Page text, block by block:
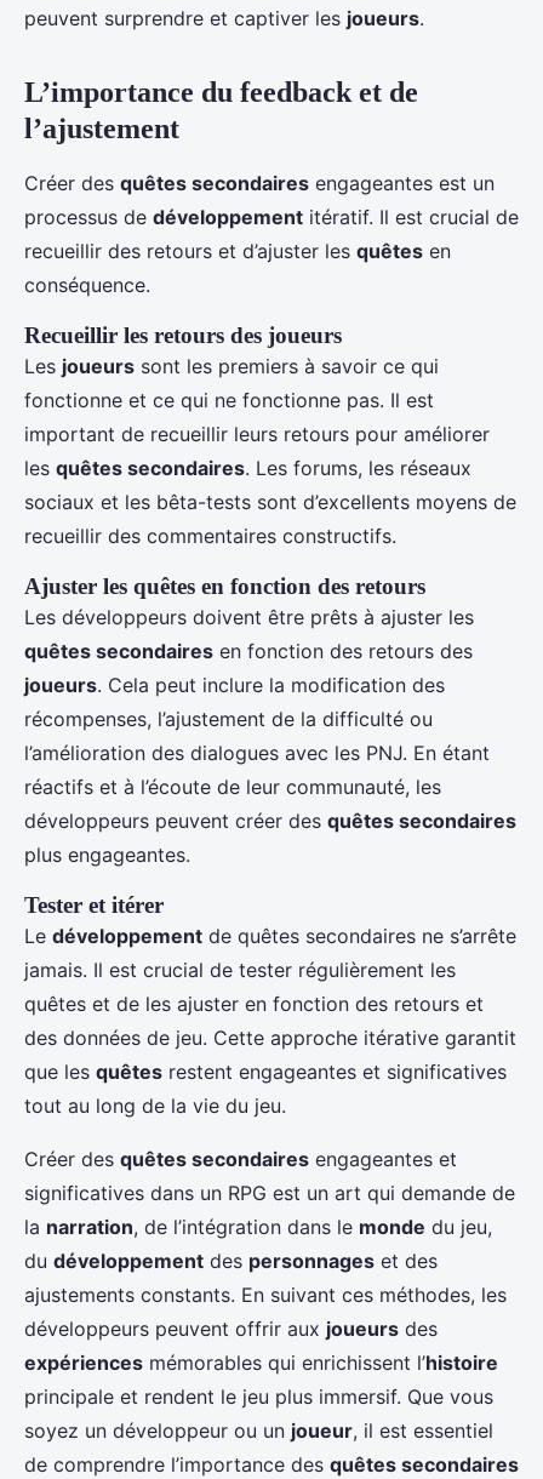
peuvent surprendre et captiver les joueurs.
L’importance du feedback et de
l’ajustement
Créer des quêtes secondaires engageantes est un
processus de développement itératif. Il est crucial de
recueillir des retours et d’ajuster les quêtes en
conséquence.
Recueillir les retours des joueurs
Les joueurs sont les premiers à savoir ce qui
fonctionne et ce qui ne fonctionne pas. Il est
important de recueillir leurs retours pour améliorer
les quêtes secondaires. Les forums, les réseaux
sociaux et les bêta-tests sont d’excellents moyens de
recueillir des commentaires constructifs.
Ajuster les quêtes en fonction des retours
Les développeurs doivent être prêts à ajuster les
quêtes secondaires en fonction des retours des
joueurs. Cela peut inclure la modification des
récompenses, l’ajustement de la difficulté ou
l’amélioration des dialogues avec les PNJ. En étant
réactifs et à l’écoute de leur communauté, les
développeurs peuvent créer des quêtes secondaires
plus engageantes.
Tester et itérer
Le développement de quêtes secondaires ne s’arrête
jamais. Il est crucial de tester régulièrement les
quêtes et de les ajuster en fonction des retours et
des données de jeu. Cette approche itérative garantit
que les quêtes restent engageantes et significatives
tout au long de la vie du jeu.
Créer des quêtes secondaires engageantes et
significatives dans un RPG est un art qui demande de
la narration, de l’intégration dans le monde du jeu,
du développement des personnages et des
ajustements constants. En suivant ces méthodes, les
développeurs peuvent offrir aux joueurs des
expériences mémorables qui enrichissent l’histoire
principale et rendent le jeu plus immersif. Que vous
soyez un développeur ou un joueur, il est essentiel
de comprendre l’importance des quêtes secondaires